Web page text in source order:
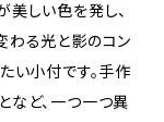
美しい色を発し、
わる光と影のコン
い小付です。手作
など、一つ一つ異